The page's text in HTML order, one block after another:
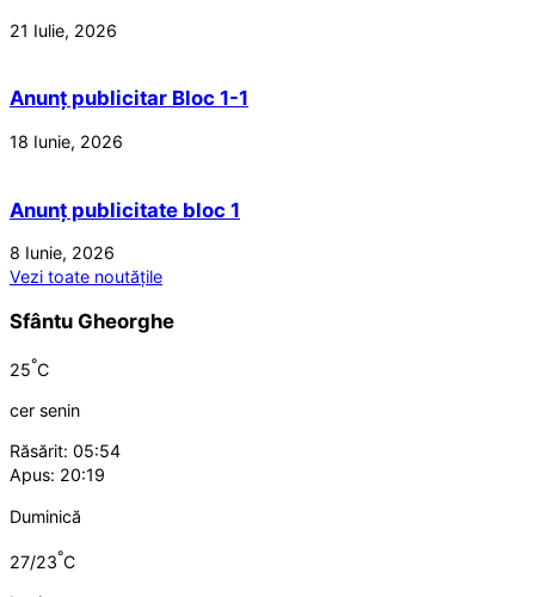
21 Iulie, 2026
Anunț publicitar Bloc 1-1
18 Iunie, 2026
Anunț publicitate bloc 1
8 Iunie, 2026
Vezi toate noutățile
Sfântu Gheorghe
25°C
cer senin
Răsărit: 05:54
Apus: 20:19
Duminică
27/23°C